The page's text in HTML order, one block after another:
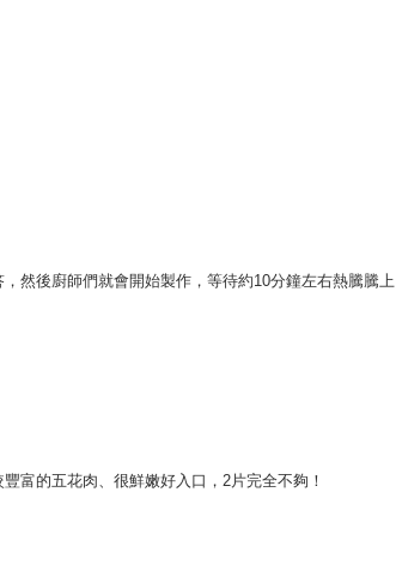
然後廚師們就會開始製作，等待約10分鐘左右熱騰騰上
富的五花肉、很鮮嫩好入口，2片完全不夠！